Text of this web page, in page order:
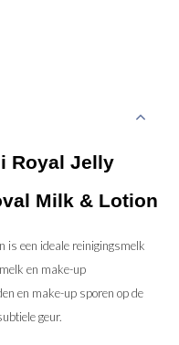
Royal Jelly
Milk & Lotion
is een ideale reinigingsmelk
en make-up
en make-up sporen op de
geur.